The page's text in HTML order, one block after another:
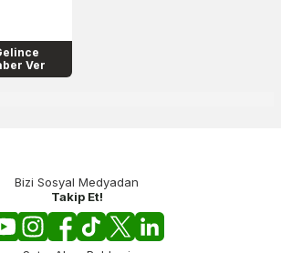
Ver
Bizi Sosyal Medyadan
Takip Et!